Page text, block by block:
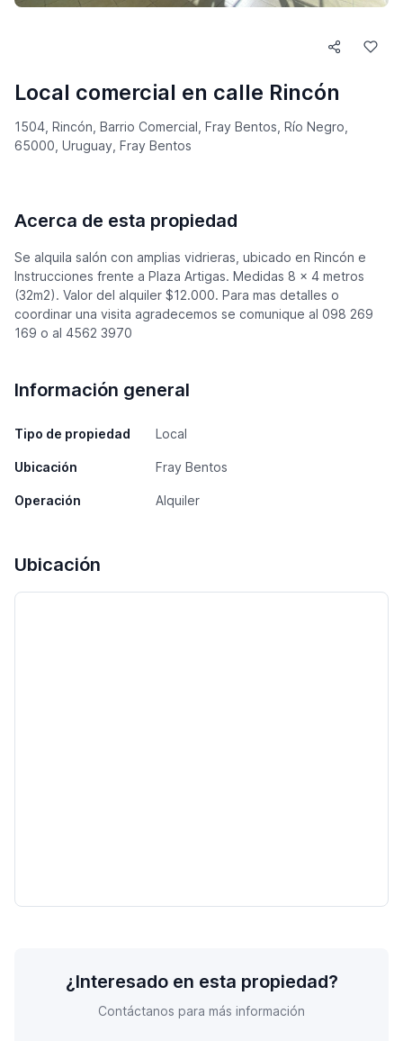
Local comercial en calle Rincón
1504, Rincón, Barrio Comercial, Fray Bentos, Río Negro,
65000, Uruguay, Fray Bentos
Acerca de esta propiedad
Se alquila salón con amplias vidrieras, ubicado en Rincón e
Instrucciones frente a Plaza Artigas. Medidas 8 x 4 metros
(32m2). Valor del alquiler $12.000. Para mas detalles o
coordinar una visita agradecemos se comunique al 098 269
169 o al 4562 3970
Información general
Tipo de propiedad Local
Ubicación Fray Bentos
Operación Alquiler
Ubicación
¿Interesado en esta propiedad?
Contáctanos para más información